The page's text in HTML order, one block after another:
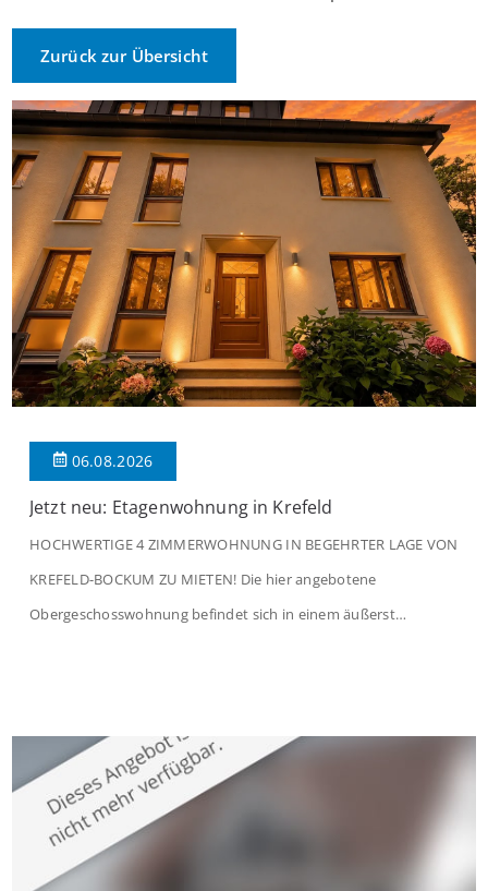
Zurück zur Übersicht
06.08.2026
Jetzt neu: Etagenwohnung in Krefeld
HOCHWERTIGE 4 ZIMMERWOHNUNG IN BEGEHRTER LAGE VON
KREFELD-BOCKUM ZU MIETEN! Die hier angebotene
Obergeschosswohnung befindet sich in einem äußerst
großzügige Räume und eine hochwertige Ausstattung, die
modernen Wohnkomfort mit einem stilvollen Ambiente
verbindet. Der […]